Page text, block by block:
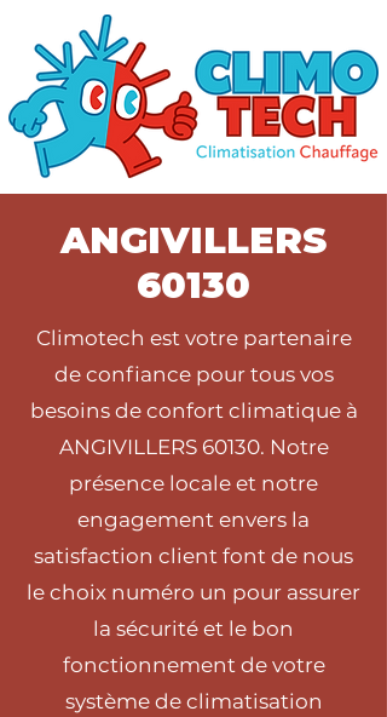
ANGIVILLERS
60130
Climotech est votre partenaire
de confiance pour tous vos
besoins de confort climatique à
ANGIVILLERS 60130. Notre
présence locale et notre
engagement envers la
satisfaction client font de nous
le choix numéro un pour assurer
la sécurité et le bon
fonctionnement de votre
système de climatisation